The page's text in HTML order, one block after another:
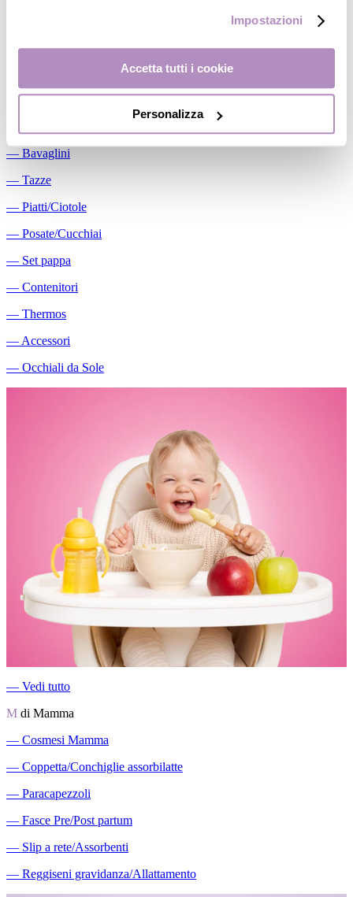
Impostazioni
Accetta tutti i cookie
Personalizza
Conservalatte Materno
―Massaggiagengive
― Bavaglini
― Tazze
― Piatti/Ciotole
― Posate/Cucchiai
― Set pappa
― Contenitori
― Thermos
― Accessori
― Occhiali da Sole
― Vedi tutto
M di Mamma
― Cosmesi Mamma
― Coppetta/Conchiglie assorbilatte
― Paracapezzoli
― Fasce Pre/Post partum
― Slip a rete/Assorbenti
― Reggiseni gravidanza/Allattamento